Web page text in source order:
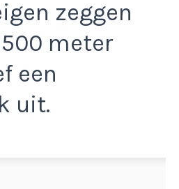
zeggen
meter
een
uit.